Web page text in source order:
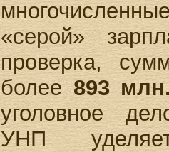
«серой»
проверка,
более893
уголовное
УНП